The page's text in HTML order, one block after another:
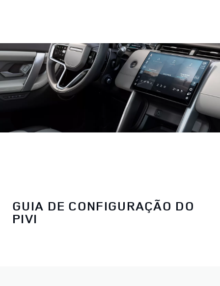
GUIA DE CONFIGURAÇÃO DO
PIVI